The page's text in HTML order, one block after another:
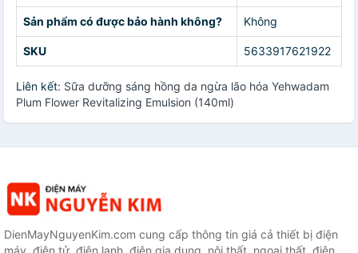
Sản phẩm có được bảo hành không? Không
SKU 5633917621922
Liên kết: Sữa dưỡng sáng hồng da ngừa lão hóa Yehwadam
Plum Flower Revitalizing Emulsion (140ml)
DienMayNguyenKim.com cung cấp thông tin giá cả thiết bị điện
máy, điện tử, điện lạnh, điện gia dụng, nội thất, ngoại thất, điện